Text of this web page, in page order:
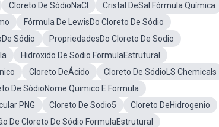
Cloreto De SódioNaCl
Cristal DeSal Fórmula Química
Fórmula De LewisDo Cloreto De Sódio
Sódio
PropriedadesDo Cloreto De Sodio
Hidroxido De Sodio FormulaEstrutural
Cloreto DeÁcido
Cloreto De SódioLS Chemicals
De SódioNome Quimico E Formula
PNG Cloreto De Sodio5
Cloreto DeHidrogenio
De Cloreto De Sódio FormulaEstrutural